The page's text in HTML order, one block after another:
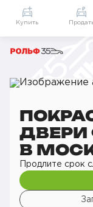
Приложение
Мой РОЛЬФ
Главная
РОЛЬФ Сервис
Сервис Ford
Кузовной
В
Продлите срок
Купить